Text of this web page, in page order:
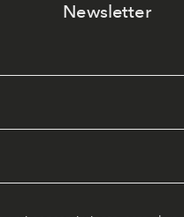
Newsletter